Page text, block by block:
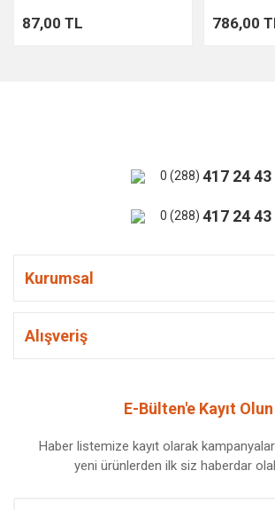
87,00 TL 786,00
0 (288) 417 24 43
0 (288) 417 24 43
Kurumsal
Alışveriş
E-Bülten'e Kayıt Olun
Haber listemize kayıt olarak
yeni ürünlerden ilk siz haberdar